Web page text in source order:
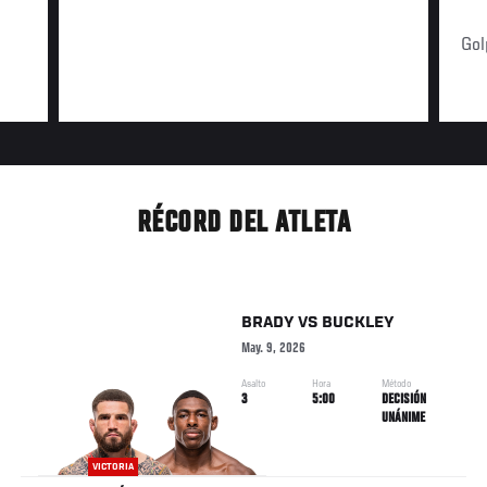
RÉCORD DEL ATLETA
VICTORIA
BRADY VS BUCKLEY
May. 9, 2026
Asalto
3
Hora
5:00
Método
DECISIÓN
UNÁNIME